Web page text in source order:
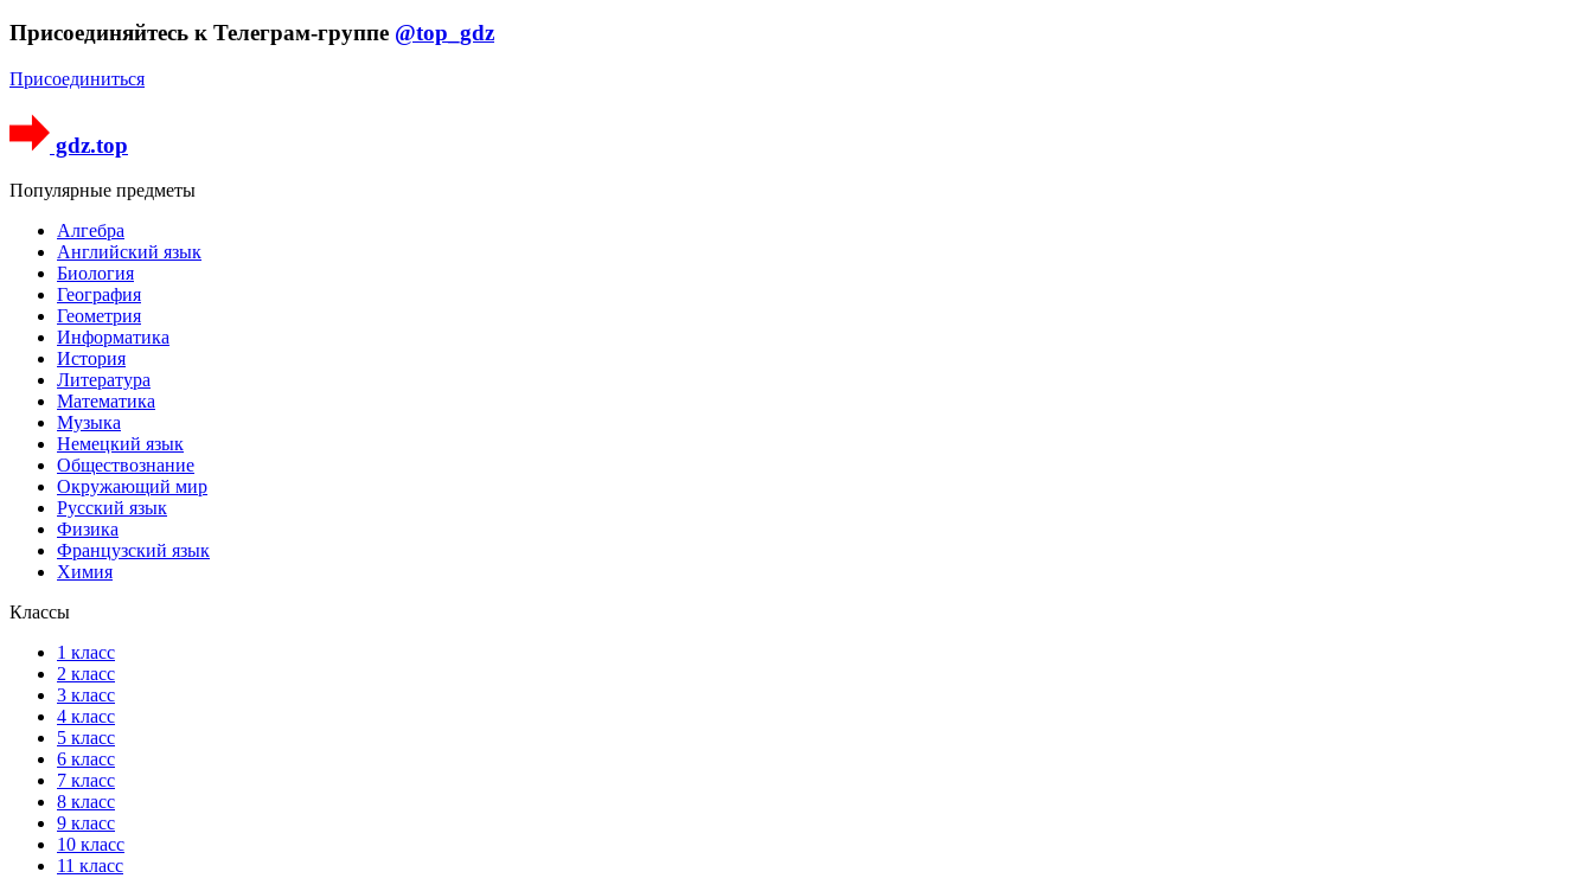
Присоединяйтесь к Телеграм-группе @top_gdz
Присоединиться
gdz.top
Популярные предметы
Алгебра
Английский язык
Биология
География
Геометрия
Информатика
История
Литература
Математика
Музыка
Немецкий язык
Обществознание
Окружающий мир
Русский язык
Физика
Французский язык
Химия
Классы
1 класс
2 класс
3 класс
4 класс
5 класс
6 класс
7 класс
8 класс
9 класс
10 класс
11 класс